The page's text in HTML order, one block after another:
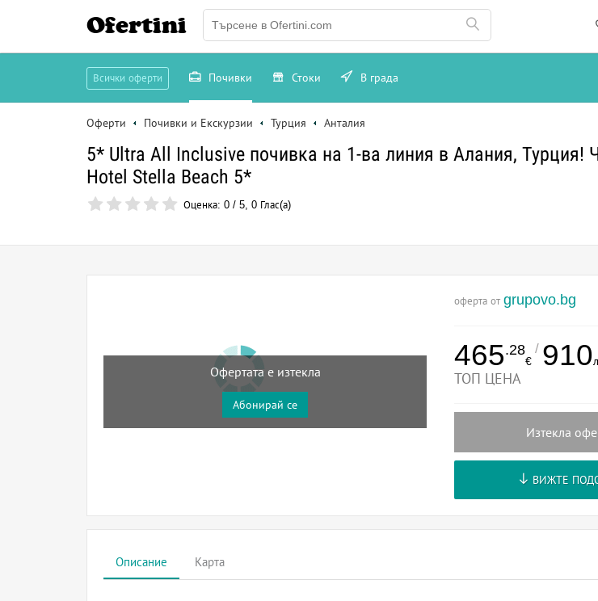
Ofertini
Всички оферти Почивки Стоки В града
Оферти Почивки и Екскурзии Турция Анталия
5* Ultra All Inclusive почивка на 1-ва линия в Алания, Турция!
Hotel Stella Beach 5*
Оценка: 0 / 5, 0 Глас(а)
Офертата е изтекла
Абонирай се
оферта от grupovo.bg
465.28
€
/ 910
ТОП ЦЕНА
Изтекла
ВИЖТЕ
Описание Карта